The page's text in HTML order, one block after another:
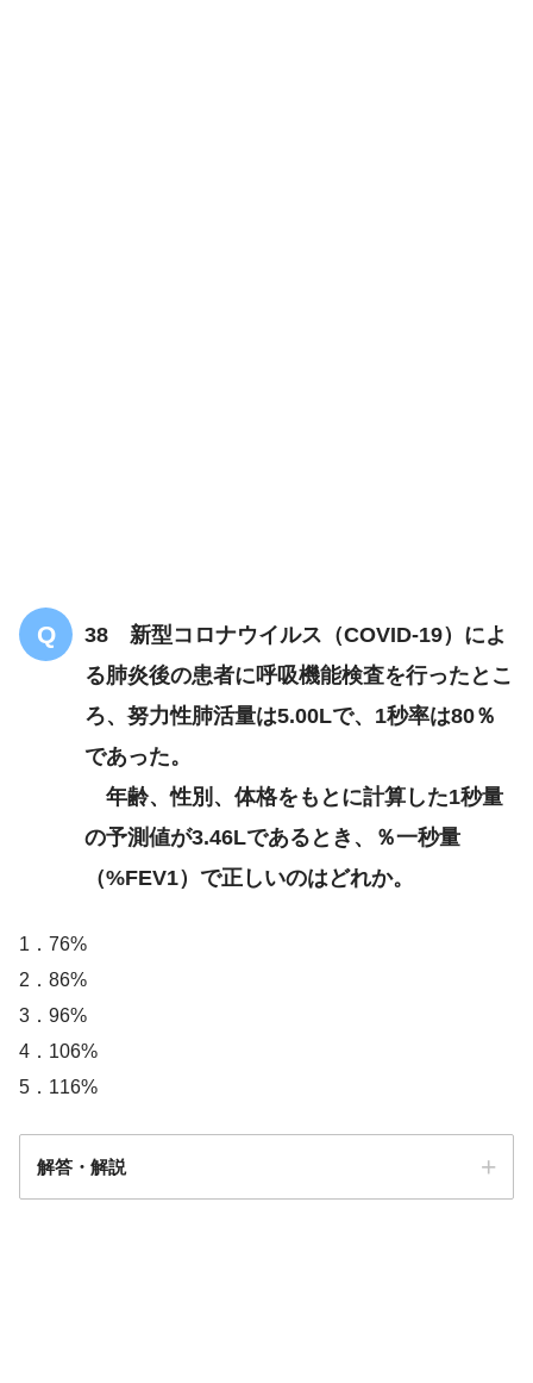
38 新型コロナウイルス（COVID-19）によ
る肺炎後の患者に呼吸機能検査を行ったとこ
ろ、努力性肺活量は5.00Lで、1秒率は80％
であった。
年齢、性別、体格をもとに計算した1秒量
の予測値が3.46Lであるとき、％一秒量
（%FEV1）で正しいのはどれか。
1．76%
2．86%
3．96%
4．106%
5．116%
解答・解説